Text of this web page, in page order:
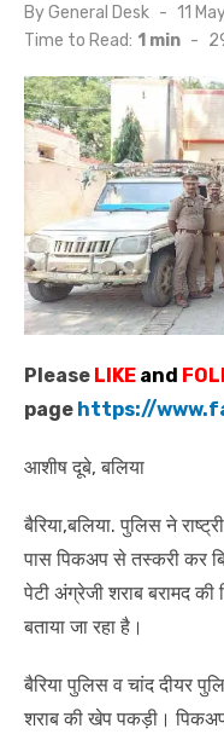
ByGeneral Desk
on
11
Time to Read: 1 min -
Please LIKE and
page https://
आशीष दूबे, बलिया
बैरिया,बलिया. पुलिस ने
पास पिकअप से तस्करी कर
पेटी अंग्रेजी शराब बरामद
बताया जा रहा है।
बैरिया पुलिस व चांद दीयर
शराब की खेप पकड़ी।